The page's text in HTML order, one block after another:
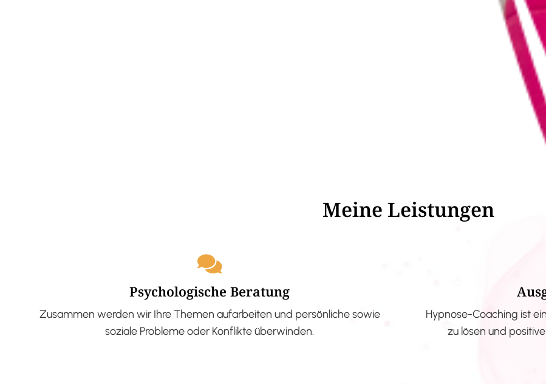
Meine Leistungen
Psychologische Beratung
Zusammen werden wir Ihre Themen aufarbeiten und persönliche sowie
soziale Probleme oder Konflikte überwinden.
Hypnose-Coaching ist
zu lösen und